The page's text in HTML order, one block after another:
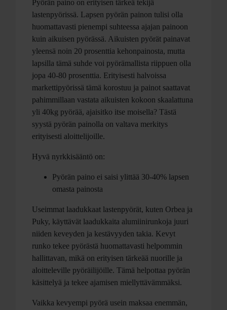
Pyörän paino on erityisen tärkeä tekijä
lastenpyörissä. Lapsen pyörän painon tulisi olla
huomattavasti pienempi suhteessa ajajan painoon
kuin aikuisen pyörässä. Aikuisten pyörät painavat
yleensä noin 20 prosenttia kehonpainosta, mutta
lapsilla tämä suhde voi pyörämallista riippuen olla
jopa 40-80 prosenttia. Erityisesti halvoissa
markettipyörissä tämä korostuu ja painot saattavat
pahimmillaan vastata aikuisten kokoon skaalattuna
yli 40kg pyörää, ajaisitko itse moisella? Tästä
syystä pyörän painolla on valtava merkitys
erityisesti aloittelijoille.
Hyvä nyrkkisääntö on:
Pyörän paino ei saisi ylittää 30-40% lapsen
omasta painosta
Useimmat laadukkaat lastenpyörät, kuten Orbea ja
Puky, käyttävät laadukkaita alumiinirunkoja juuri
niiden keveyden ja kestävyyden takia. Kevyt
runko tekee pyörästä huomattavasti helpommin
hallittavan, mikä on erityisen tärkeää nuorille ja
aloitteleville pyöräilijöille. Tämä helpottaa pyörän
käsittelyä ja tekee ajamisen miellyttävämmäksi.
Vaikka kevyempi pyörä usein maksaa enemmän,